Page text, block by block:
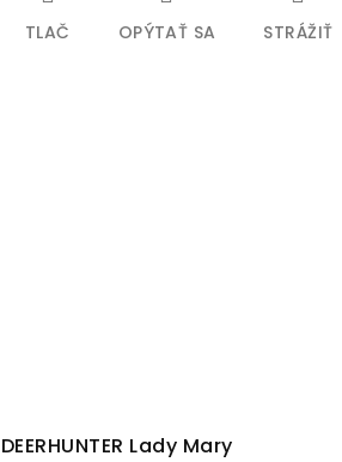
TLAČ OPÝTAŤ SA STRÁŽIŤ
DEERHUNTER Lady Mary